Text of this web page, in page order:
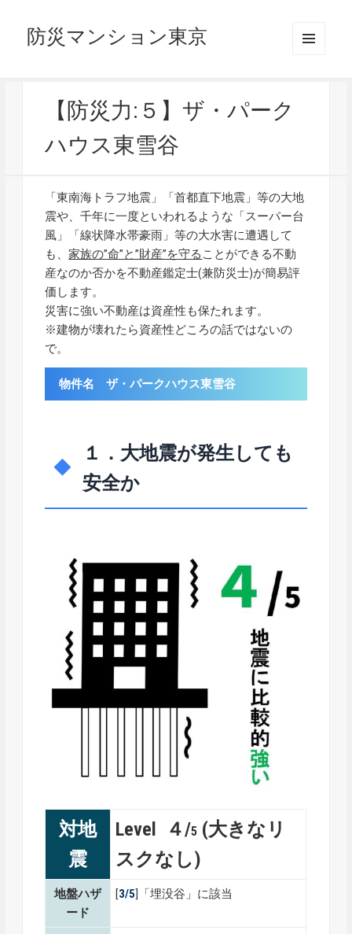
防災マンション東京
【防災力:５】ザ・パーク
ハウス東雪谷
「東南海トラフ地震」「首都直下地震」等の大地
震や、千年に一度といわれるような「スーパー台
風」「線状降水帯豪雨」等の大水害に遭遇して
も、家族の”命”と”財産”を守る ことができる不動
産なのか否かを不動産鑑定士(兼防災士)が簡易評
価します。
災害に強い不動産は資産性も保たれます。
※建物が壊れたら資産性どころの話ではないの
で。
物件名 ザ・パークハウス東雪谷
１．大地震が発生しても
安全か
対地
震
Level ４/5 (大きなリ
スクなし)
地盤ハザ
ード
[3/5]「埋没谷」に該当